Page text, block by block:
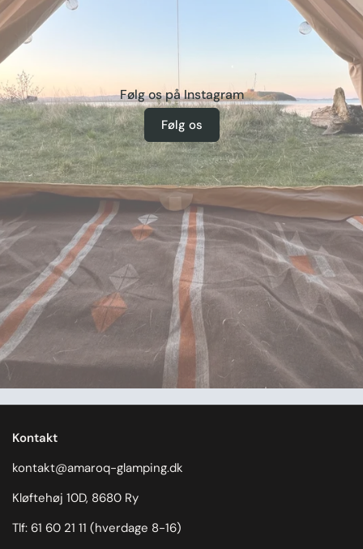
Følg os på Instagram
Følg os
Kontakt
kontakt@amaroq-glamping.dk
Kløftehøj 10D, 8680 Ry
Tlf: 61 60 21 11 (hverdage 8-16)